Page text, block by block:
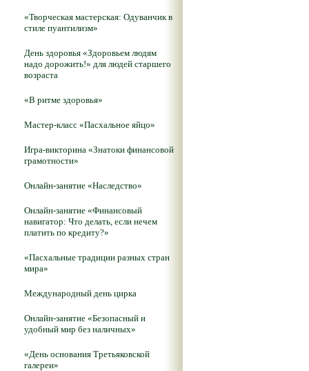
«Творческая мастерская: Одуванчик в
стиле пуантилизм»
День здоровья «Здоровьем людям
надо дорожить!» для людей старшего
возраста
«В ритме здоровья»
Мастер-класс «Пасхальное яйцо»
Игра-викторина «Знатоки финансовой
грамотности»
Онлайн-занятие «Наследство»
Онлайн-занятие «Финансовый
навигатор: Что делать, если нечем
платить по кредиту?»
«Пасхальные традиции разных стран
мира»
Международный день цирка
Онлайн-занятие «Безопасный и
удобный мир без наличных»
«День основания Третьяковской
галереи»